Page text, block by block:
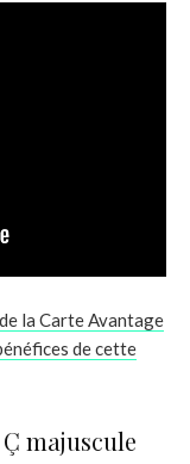
la Carte Avantage
de cette
majuscule